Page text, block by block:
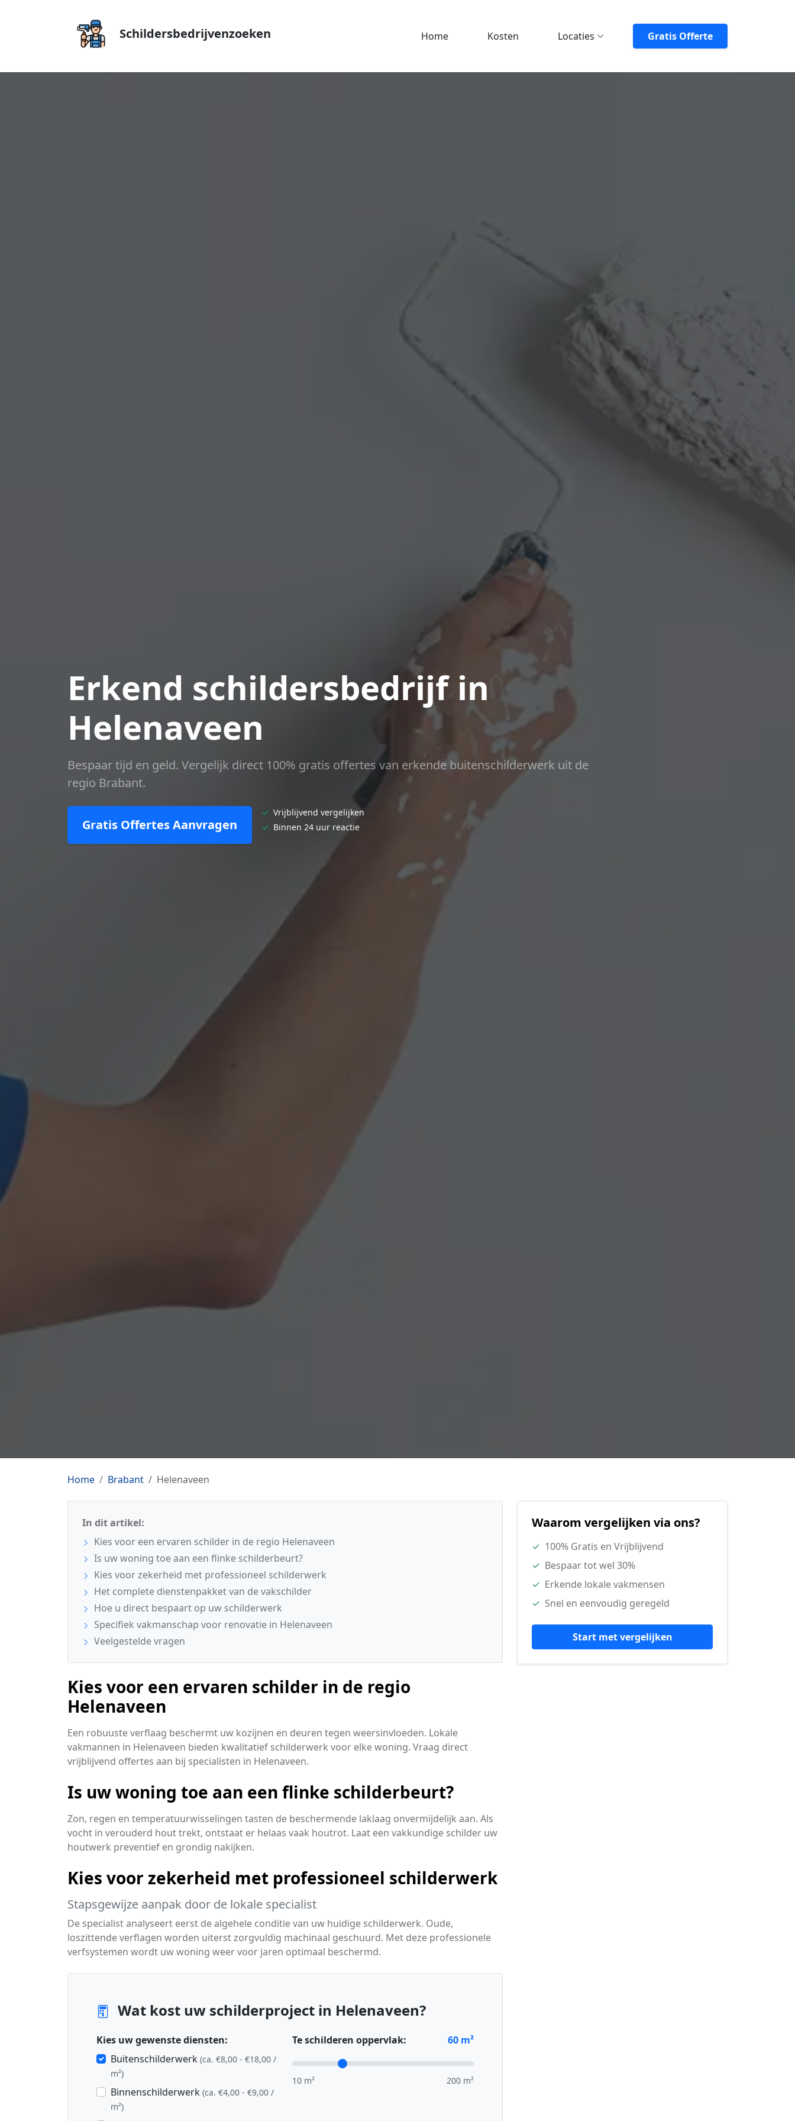
Schildersbedrijvenzoeken Home Kosten Locaties Gratis Offerte
Erkend schildersbedrijf in
Helenaveen
Bespaar tijd en geld. Vergelijk direct 100% gratis offertes van erkende buitenschilderwerk uit de
regio Brabant.
Gratis Offertes Aanvragen
✓ Vrijblijvend vergelijken
✓ Binnen 24 uur reactie
Home Brabant Helenaveen
In dit artikel:
Kies voor een ervaren schilder in de regio Helenaveen
Is uw woning toe aan een flinke schilderbeurt?
Kies voor zekerheid met professioneel schilderwerk
Het complete dienstenpakket van de vakschilder
Hoe u direct bespaart op uw schilderwerk
Specifiek vakmanschap voor renovatie in Helenaveen
Veelgestelde vragen
Kies voor een ervaren schilder in de regio
Helenaveen
Een robuuste verflaag beschermt uw kozijnen en deuren tegen weersinvloeden. Lokale
vakmannen in Helenaveen bieden kwalitatief schilderwerk voor elke woning. Vraag direct
vrijblijvend offertes aan bij specialisten in Helenaveen.
Is uw woning toe aan een flinke schilderbeurt?
Zon, regen en temperatuurwisselingen tasten de beschermende laklaag onvermijdelijk aan. Als
vocht in verouderd hout trekt, ontstaat er helaas vaak houtrot. Laat een vakkundige schilder uw
houtwerk preventief en grondig nakijken.
Kies voor zekerheid met professioneel schilderwerk
Stapsgewijze aanpak door de lokale specialist
De specialist analyseert eerst de algehele conditie van uw huidige schilderwerk. Oude,
loszittende verflagen worden uiterst zorgvuldig machinaal geschuurd. Met deze professionele
verfsystemen wordt uw woning weer voor jaren optimaal beschermd.
Wat kost uw schilderproject in Helenaveen?
Kies uw gewenste diensten:
Buitenschilderwerk (ca. €8,00 - €18,00 /
m²)
Binnenschilderwerk (ca. €4,00 - €9,00 /
m²)
Te schilderen oppervlak: 60 m²
10 m² 200 m²
Waarom vergelijken via ons?
✓ 100% Gratis en Vrijblijvend
✓ Bespaar tot wel 30%
✓ Erkende lokale vakmensen
✓ Snel en eenvoudig geregeld
Start met vergelijken